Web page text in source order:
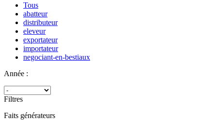
Tous
abatteur
distributeur
eleveur
exportateur
importateur
negociant-en-bestiaux
Année :
Filtres
Faits générateurs